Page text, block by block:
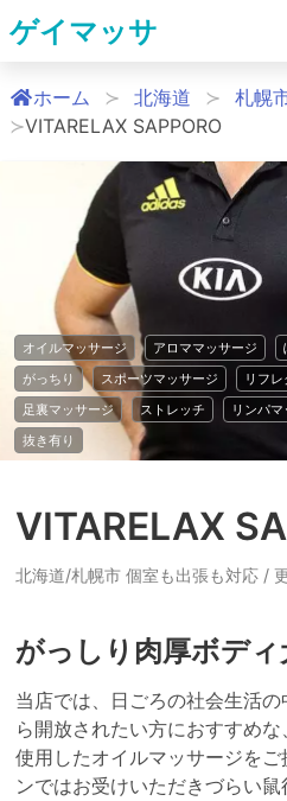
ゲイマッサ
ホーム 北海道
札幌
VITARELAX SAPPORO
オイルマッサージ アロママッサージ
がっちり
スポーツマッサージ リフ
足裏マッサージ
ストレッチ リンパ
抜き有り
VITARELAX
北海道/札幌市 個室も出張も対応 /
がっしり肉厚ボディ
当店では、日ごろの社会生活
ら開放されたい方におすすめ
使用したオイルマッサージを
ンではお受けいただきづらい